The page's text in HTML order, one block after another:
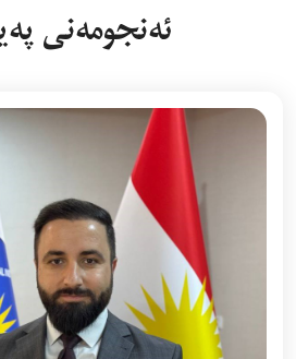
ئەنجومەنی